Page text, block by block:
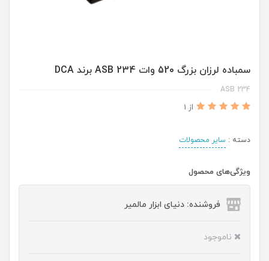
سمباده لرزان بزرگ 520 وات ASB 234 برند DCA
ASB 234
از 1
دسته : سایر محصولات
ویژگی‌های محصول
فروشنده: دنیای ابزار مالمیر
ناموجود